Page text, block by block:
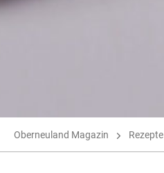
Oberneuland Magazin Rezepte